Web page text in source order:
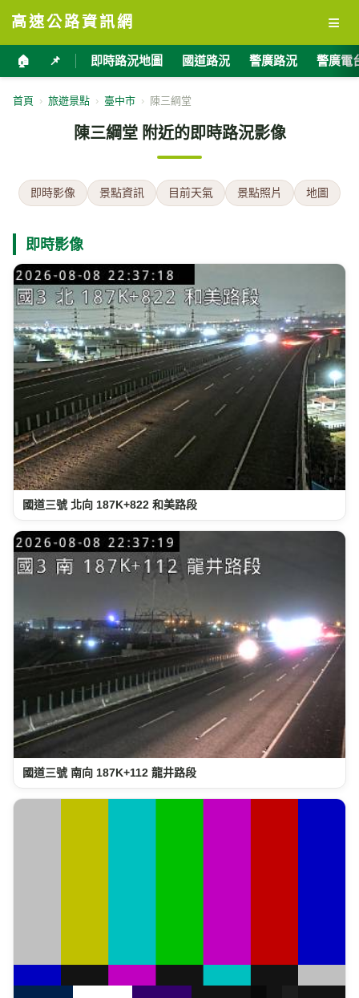
高速公路資訊網 ≡
🏠 📌 即時路況地圖 國道路況 警廣路況 警廣電
首頁 › 旅遊景點 › 臺中市 › 陳三綱堂
陳三綱堂 附近的即時路況影像
即時影像 景點資訊 目前天氣 景點照片 地圖
即時影像
國道三號 北向 187K+822 和美路段
國道三號 南向 187K+112 龍井路段